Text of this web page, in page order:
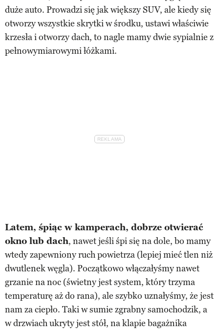
duże auto. Prowadzi się jak większy SUV, ale kiedy się
otworzy wszystkie skrytki w środku, ustawi właściwie
krzesła i otworzy dach, to nagle mamy dwie sypialnie z
pełnowymiarowymi łóżkami.
Latem, śpiąc w kamperach, dobrze otwierać
okno lub dach, nawet jeśli śpi się na dole, bo mamy
wtedy zapewniony ruch powietrza (lepiej mieć tlen niż
dwutlenek węgla). Początkowo włączałyśmy nawet
grzanie na noc (świetny jest system, który trzyma
temperaturę aż do rana), ale szybko uznałyśmy, że jest
nam za ciepło. Taki w sumie zgrabny samochodzik, a
w drzwiach ukryty jest stół, na klapie bagażnika